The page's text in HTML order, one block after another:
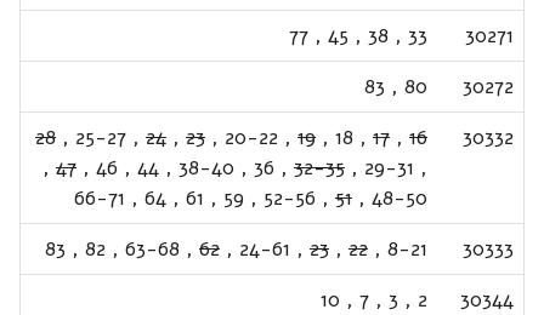
30271
33
,
38
,
45
,
77
30272
80
,
83
30332
16
,
17
,
18
,
19
,
20-22
,
23
,
24
,
25-27
,
28
,
29-31
,
32-35
,
36
,
38-40
,
44
,
46
,
47
,
48-50
,
51
,
52-56
,
59
,
61
,
64
,
66-71
30333
8-21
,
22
,
23
,
24-61
,
62
,
63-68
,
82
,
83
30344
2
,
3
,
7
,
10